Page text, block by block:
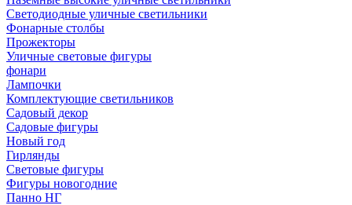
Светодиодные уличные светильники
Фонарные столбы
Прожекторы
Уличные световые фигуры
фонари
Лампочки
Комплектующие светильников
Садовый декор
Садовые фигуры
Новый год
Гирлянды
Световые фигуры
Фигуры новогодние
Панно НГ